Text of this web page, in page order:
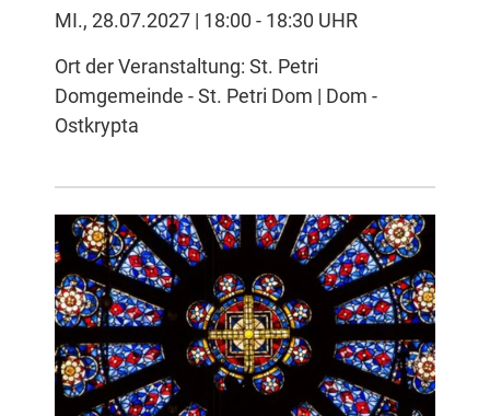
MI., 28.07.2027 | 18:00 - 18:30 UHR
Ort der Veranstaltung: St. Petri
Domgemeinde - St. Petri Dom | Dom -
Ostkrypta